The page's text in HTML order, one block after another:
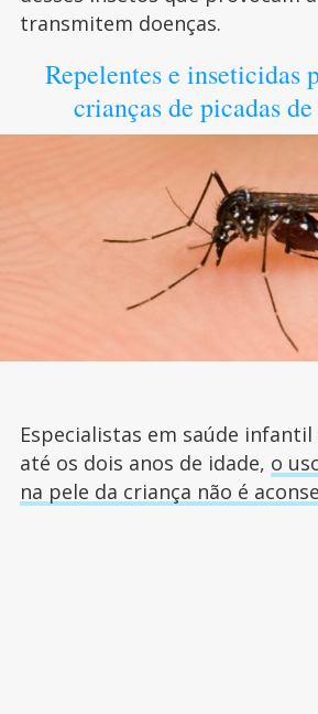
transmitem doenças.
Repelentes e inseticidas
crianças de picadas
Especialistas em saúde
até os dois anos de idade, o
na pele da criança não é